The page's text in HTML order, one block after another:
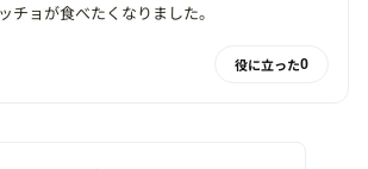
チョが食べたくなりました。
役に立った0